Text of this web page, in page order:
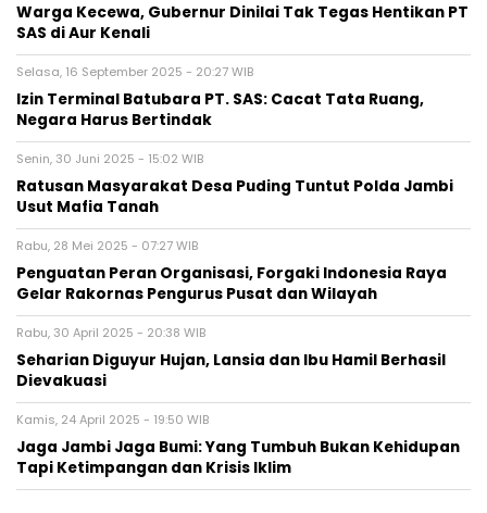
Warga Kecewa, Gubernur Dinilai Tak Tegas Hentikan PT
SAS di Aur Kenali
Selasa, 16 September 2025 - 20:27 WIB
Izin Terminal Batubara PT. SAS: Cacat Tata Ruang,
Negara Harus Bertindak
Senin, 30 Juni 2025 - 15:02 WIB
Ratusan Masyarakat Desa Puding Tuntut Polda Jambi
Usut Mafia Tanah
Rabu, 28 Mei 2025 - 07:27 WIB
Penguatan Peran Organisasi, Forgaki Indonesia Raya
Gelar Rakornas Pengurus Pusat dan Wilayah
Rabu, 30 April 2025 - 20:38 WIB
Seharian Diguyur Hujan, Lansia dan Ibu Hamil Berhasil
Dievakuasi
Kamis, 24 April 2025 - 19:50 WIB
Jaga Jambi Jaga Bumi: Yang Tumbuh Bukan Kehidupan
Tapi Ketimpangan dan Krisis Iklim